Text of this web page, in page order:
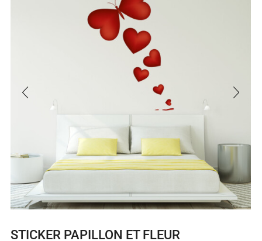
STICKER PAPILLON ET FLEUR